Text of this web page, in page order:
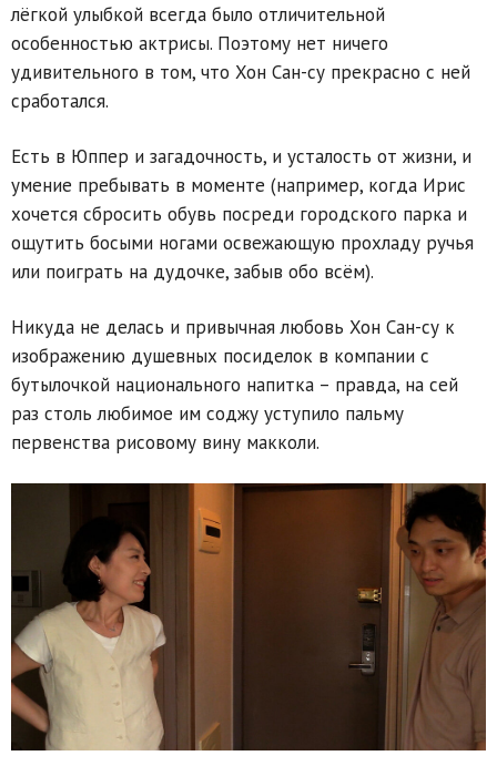
лёгкой улыбкой всегда было отличительной
особенностью актрисы. Поэтому нет ничего
удивительного в том, что Хон Сан-су прекрасно с ней
сработался.
Есть в Юппер и загадочность, и усталость от жизни, и
умение пребывать в моменте (например, когда Ирис
хочется сбросить обувь посреди городского парка и
ощутить босыми ногами освежающую прохладу ручья
или поиграть на дудочке, забыв обо всём).
Никуда не делась и привычная любовь Хон Сан-су к
изображению душевных посиделок в компании с
бутылочкой национального напитка – правда, на сей
раз столь любимое им соджу уступило пальму
первенства рисовому вину макколи.